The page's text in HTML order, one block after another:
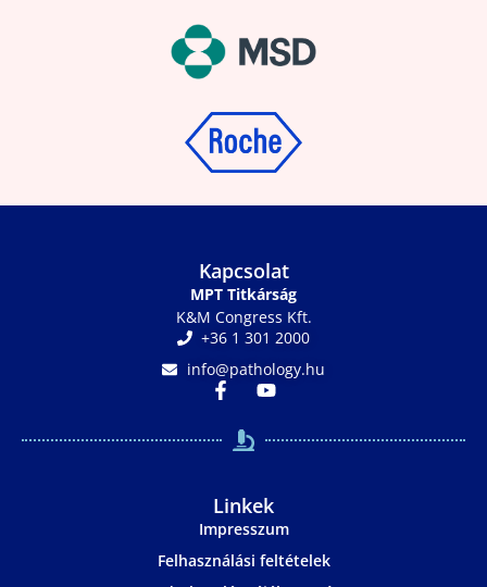
Kapcsolat
MPT Titkárság
K&M Congress Kft.
+36 1 301 2000
info@pathology.hu
Linkek
Impresszum
Felhasználási feltételek